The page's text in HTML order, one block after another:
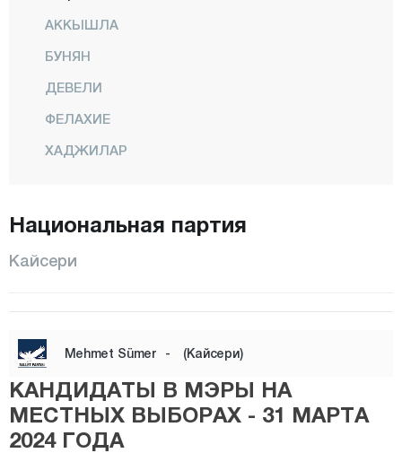
АККЫШЛА
БУНЯН
ДЕВЕЛИ
ФЕЛАХИЕ
ХАДЖИЛАР
ОЗВАТАН
САРЫОГЛАН
САРЫЗ
ТАЛАС
ТОМАРЗА
Национальная партия
Кайсери
Mehmet Sümer - (Кайсери)
КАНДИДАТЫ В МЭРЫ НА
МЕСТНЫХ ВЫБОРАХ - 31 МАРТА
2024 ГОДА